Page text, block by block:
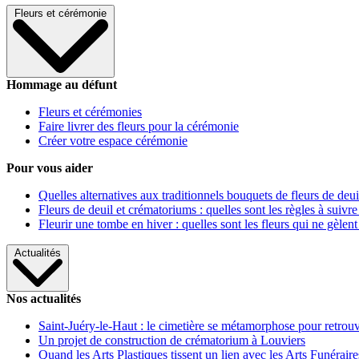
Fleurs et cérémonie
Hommage au défunt
Fleurs et cérémonies
Faire livrer des fleurs pour la cérémonie
Créer votre espace cérémonie
Pour vous aider
Quelles alternatives aux traditionnels bouquets de fleurs de
Fleurs de deuil et crématoriums : quelles sont les règles à
Fleurir une tombe en hiver : quelles sont les fleurs qui ne gèlent
Actualités
Nos actualités
Saint-Juéry-le-Haut : le cimetière se métamorphose pour
Un projet de construction de crématorium à Louviers
Quand les Arts Plastiques tissent un lien avec les Arts